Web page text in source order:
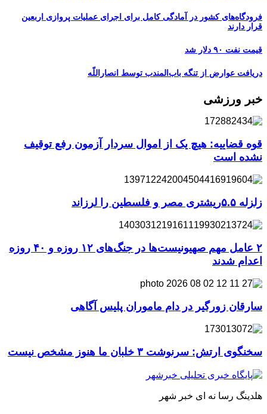
فرودگاه‌های کشور در آمادگی کامل برای اجرای عملیات پروازی اربعین
قرار دارند
قیمت نفت ۹۰ دلار شد
دریافت عوارض از تنگه باب‌المندب توسط انصاراللّه
خبر ورزشی
قوه قضاییه: هیچ یک از اموال سردار آزمون رفع توقیف
نشده است
زلزله ۵.۵ریشتری مصر و فلسطین را لرزاند
۲ عامل مهم صهیونیست‌ها در جنگ‌های ۱۲ روزه و ۴۰ روزه
اعدام شدند
سارقان زورگیر در دام ماموران پلیس آگاهی
سخنگوی ارتش: سرنوشت ۳ خلبان ما هنوز مشخص نیست
هلدینگ رسا نه ای خبر شهر